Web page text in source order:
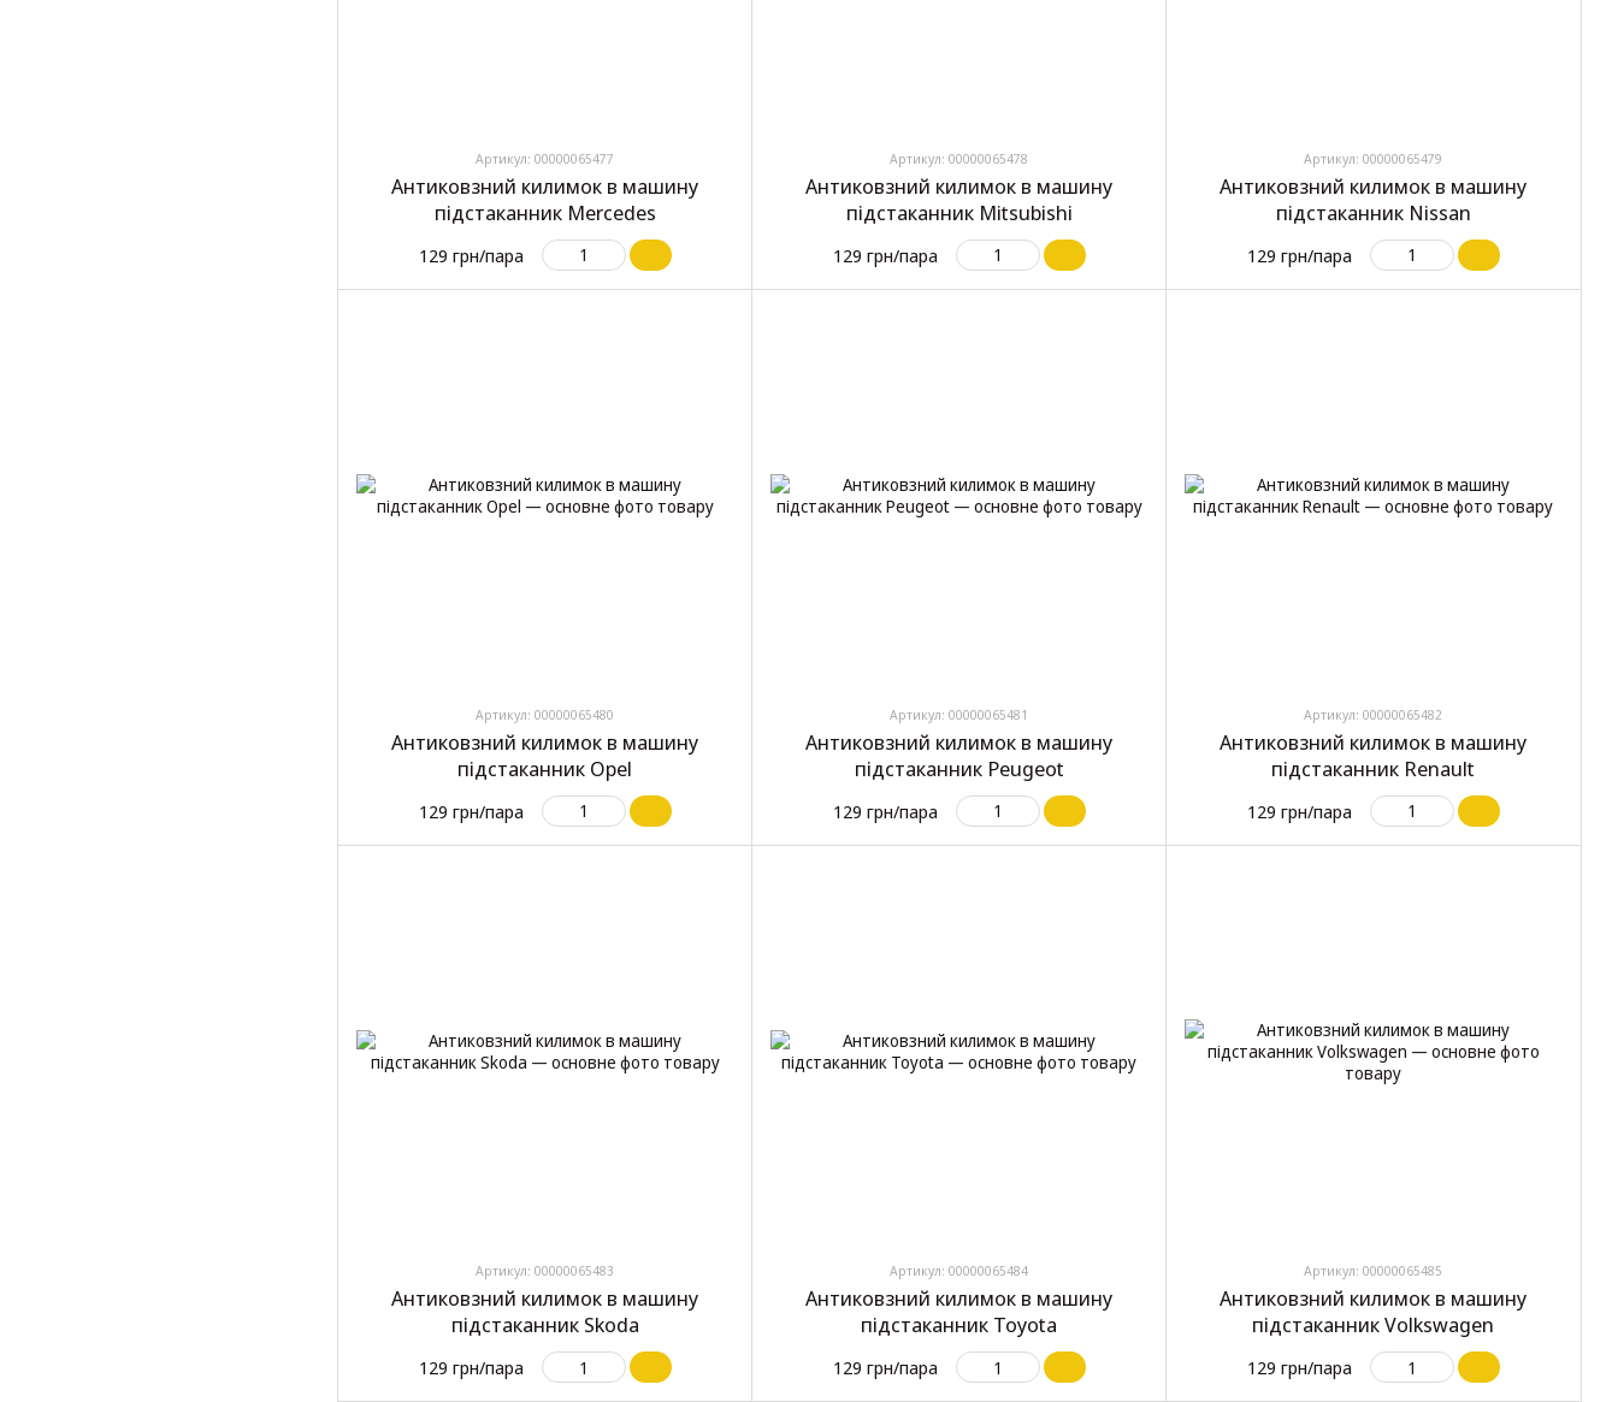
Артикул: 00000065477
Антиковзний килимок в машину
підстаканник Mercedes
129 грн/пара
Артикул: 00000065478
Антиковзний килимок в машину
підстаканник Mitsubishi
129 грн/пара
Артикул: 00000065479
Антиковзний килимок в машину
підстаканник Nissan
129 грн/пара
Артикул: 00000065480
Антиковзний килимок в машину
підстаканник Opel
129 грн/пара
Артикул: 00000065481
Антиковзний килимок в машину
підстаканник Peugeot
129 грн/пара
Артикул: 00000065482
Антиковзний килимок в машину
підстаканник Renault
129 грн/пара
Артикул: 00000065483
Антиковзний килимок в машину
підстаканник Skoda
129 грн/пара
Артикул: 00000065484
Антиковзний килимок в машину
підстаканник Toyota
129 грн/пара
Артикул: 00000065485
Антиковзний килимок в машину
підстаканник Volkswagen
129 грн/пара